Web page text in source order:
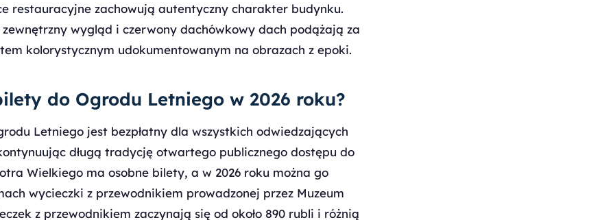
restauracyjne zachowują autentyczny charakter budynku.
wygląd i czerwony dachówkowy dach podążają za
kolorystycznym udokumentowanym na obrazach z epoki.
do Ogrodu Letniego w 2026 roku?
Letniego jest bezpłatny dla wszystkich odwiedzających
długą tradycję otwartego publicznego dostępu do
Wielkiego ma osobne bilety, a w 2026 roku można go
wycieczki z przewodnikiem prowadzonej przez Muzeum
z przewodnikiem zaczynają się od około 890 rubli i różnią